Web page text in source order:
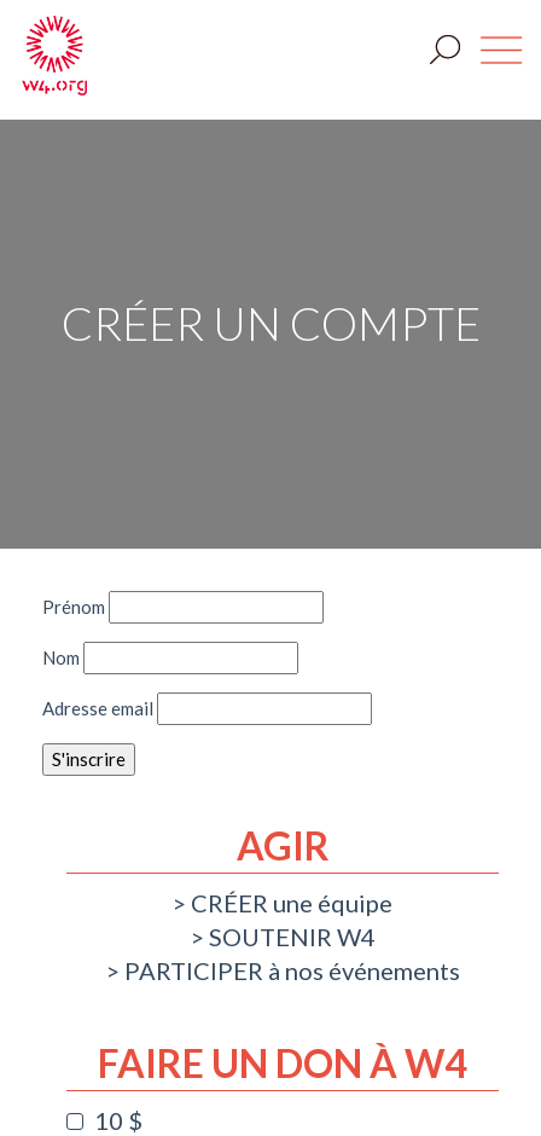
CRÉER UN COMPTE
Prénom
Nom
Adresse email
AGIR
CRÉER une équipe
SOUTENIR W4
PARTICIPER à nos événements
FAIRE UN DON À W4
10 $